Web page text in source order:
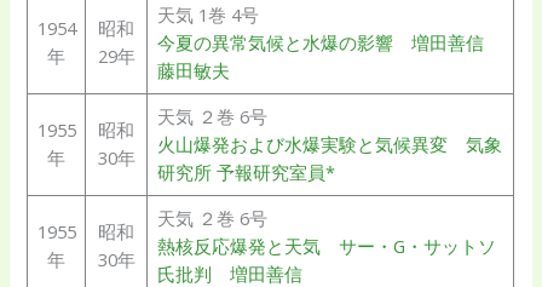
1954
年
昭和
29年
天気 1巻 4号
今夏の異常気候と水爆の影響 増田善信
藤田敏夫
1955
年
昭和
30年
天気 ２巻 6号
火山爆発および水爆実験と気候異変 気象
研究所 予報研究室員*
1955
年
昭和
30年
天気 ２巻 6号
熱核反応爆発と天気 サー・G・サットソ
氏批判 増田善信